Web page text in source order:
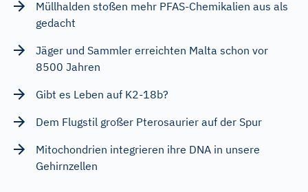
Müllhalden stoßen mehr PFAS-Chemikalien aus als
gedacht
Jäger und Sammler erreichten Malta schon vor
8500 Jahren
Gibt es Leben auf K2-18b?
Dem Flugstil großer Pterosaurier auf der Spur
Mitochondrien integrieren ihre DNA in unsere
Gehirnzellen